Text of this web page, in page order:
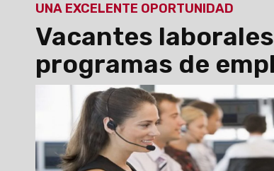
UNA EXCELENTE OPORTUNIDAD
Vacantes
programas de